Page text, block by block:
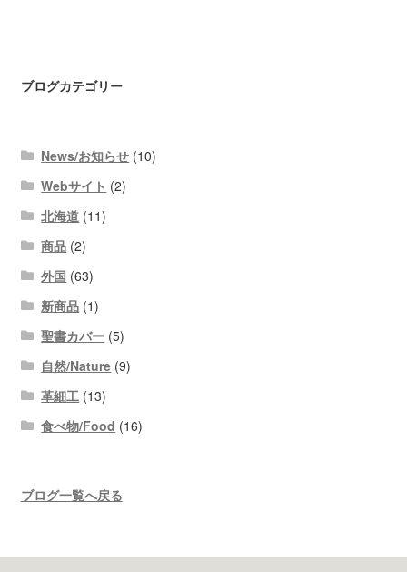
ブログカテゴリー
News/お知らせ (10)
Webサイト (2)
北海道 (11)
商品 (2)
外国 (63)
新商品 (1)
聖書カバー (5)
自然/Nature (9)
革細工 (13)
食べ物/Food (16)
ブログ一覧へ戻る